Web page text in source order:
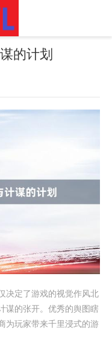
的计划
决定了游戏的视觉作风北
谋的张开。优秀的舆图瞎
为玩家带来千里浸式的游